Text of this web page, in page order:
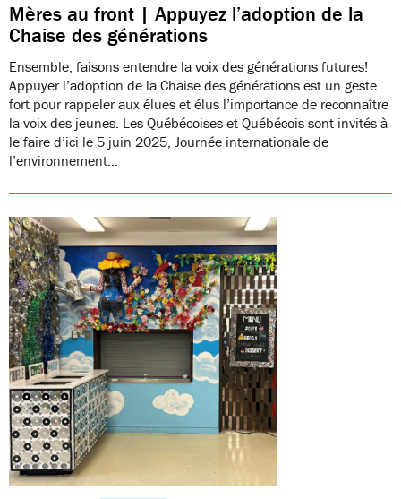
Mères au front | Appuyez l’adoption de la
Chaise des générations
Ensemble, faisons entendre la voix des générations futures!
Appuyer l’adoption de la Chaise des générations est un geste
fort pour rappeler aux élues et élus l’importance de reconnaître
la voix des jeunes. Les Québécoises et Québécois sont invités à
le faire d’ici le 5 juin 2025, Journée internationale de
l’environnement…